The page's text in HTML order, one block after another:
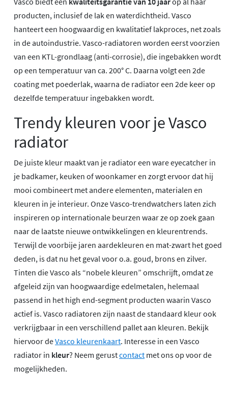
producten, inclusief de lak en waterdichtheid. Vasco
hanteert een hoogwaardig en kwalitatief lakproces, net zoals
in de autoindustrie. Vasco-radiatoren worden eerst voorzien
van een KTL-grondlaag (anti-corrosie), die ingebakken wordt
op een temperatuur van ca. 200° C. Daarna volgt een 2de
coating met poederlak, waarna de radiator een 2de keer op
dezelfde temperatuur ingebakken wordt.
Trendy kleuren voor je Vasco
radiator
De juiste kleur maakt van je radiator een ware eyecatcher in
je badkamer, keuken of woonkamer en zorgt ervoor dat hij
mooi combineert met andere elementen, materialen en
kleuren in je interieur. Onze Vasco-trendwatchers laten zich
inspireren op internationale beurzen waar ze op zoek gaan
naar de laatste nieuwe ontwikkelingen en kleurentrends.
Terwijl de voorbije jaren aardekleuren en mat-zwart het goed
deden, is dat nu het geval voor o.a. goud, brons en zilver.
Tinten die Vasco als “nobele kleuren” omschrijft, omdat ze
afgeleid zijn van hoogwaardige edelmetalen, helemaal
passend in het high end-segment producten waarin Vasco
actief is. Vasco radiatoren zijn naast de standaard kleur ook
verkrijgbaar in een verschillend pallet aan kleuren. Bekijk
hiervoor deVasco kleurenkaart. Interesse in een Vasco
radiator in kleur? Neem gerustcontact met ons op voor de
mogelijkheden.